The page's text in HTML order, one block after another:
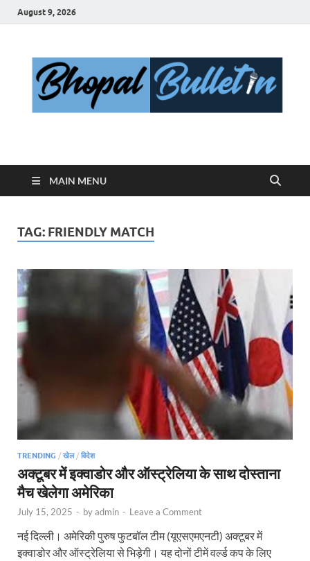
August 9, 2026
Bhopal Bulletin
MAIN MENU
TAG: FRIENDLY MATCH
TRENDING / खेल/ विदेश
अक्टूबर में इक्वाडोर और ऑस्ट्रेलिया के साथ दोस्ताना
मैच खेलेगा अमेरिका
July 15, 2025 - byadmin - Leave a Comment
नई दिल्ली। अमेरिकी पुरुष फुटबॉल टीम (यूएसएमएनटी) अक्टूबर में
इक्वाडोर और ऑस्ट्रेलिया से भिड़ेगी। यह दोनों टीमें वर्ल्ड कप के लिए